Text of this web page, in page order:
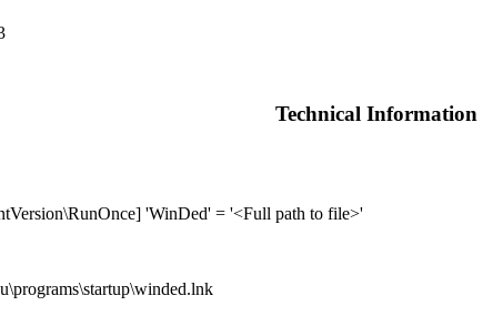
Technical Information
'WinDed' = '<Full path to file>'